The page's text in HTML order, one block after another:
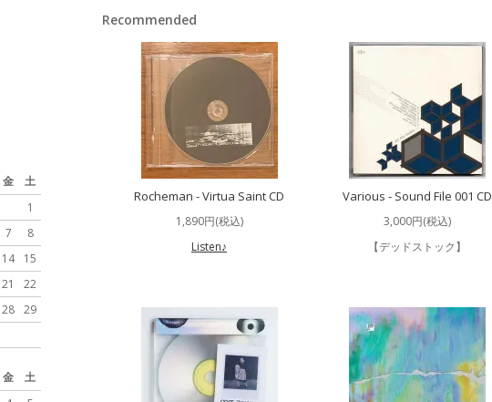
Recommended
Rocheman - Virtua Saint CD
1,890円(税込)
Listen♪
Various - Sound File 001 CD
3,000円(税込)
【デッドストック】
金
土
1
7
8
14
15
21
22
28 29
金
土